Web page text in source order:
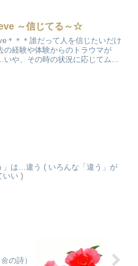
た私は比べられる対象がいなかっ
との勝ち負けや比較に...
～信じてる～☆
＊＊＊誰だって人を信じたいだけ
の経験や体験からのトラウマが
や、その時の状況に応じてムク
」は…違う ( いろんな「違う」が
いい )
の詩）